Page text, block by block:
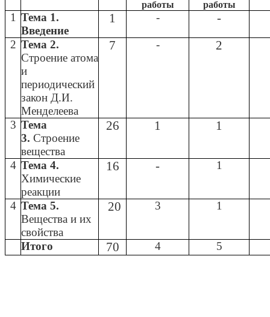
работы
работы
1 Тема 1.
Введение
1 - -
2 Тема 2.
Строение атома
и
периодический
закон Д.И.
Менделеева
7 - 2
3 Тема
3. Строение
вещества
26 1 1
4 Тема 4.
Химические
реакции
16 - 1
4 Тема 5.
Вещества и их
свойства
20 3 1
Итого 70 4 5